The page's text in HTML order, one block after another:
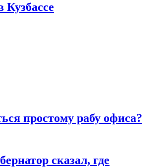
простому рабу офиса?
сказал, где